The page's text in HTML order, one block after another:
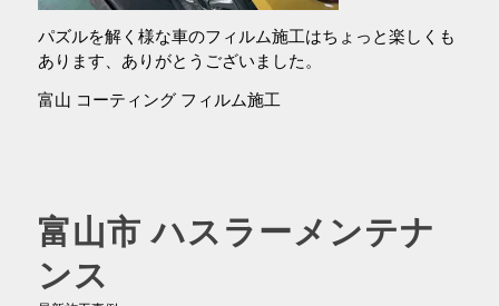
パズルを解く様な車のフィルム施工はちょっと楽しくも
あります、ありがとうございました。
富山 コーティング フィルム施工
富山市 ハスラーメンテナ
ンス